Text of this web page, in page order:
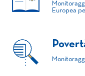
Europea